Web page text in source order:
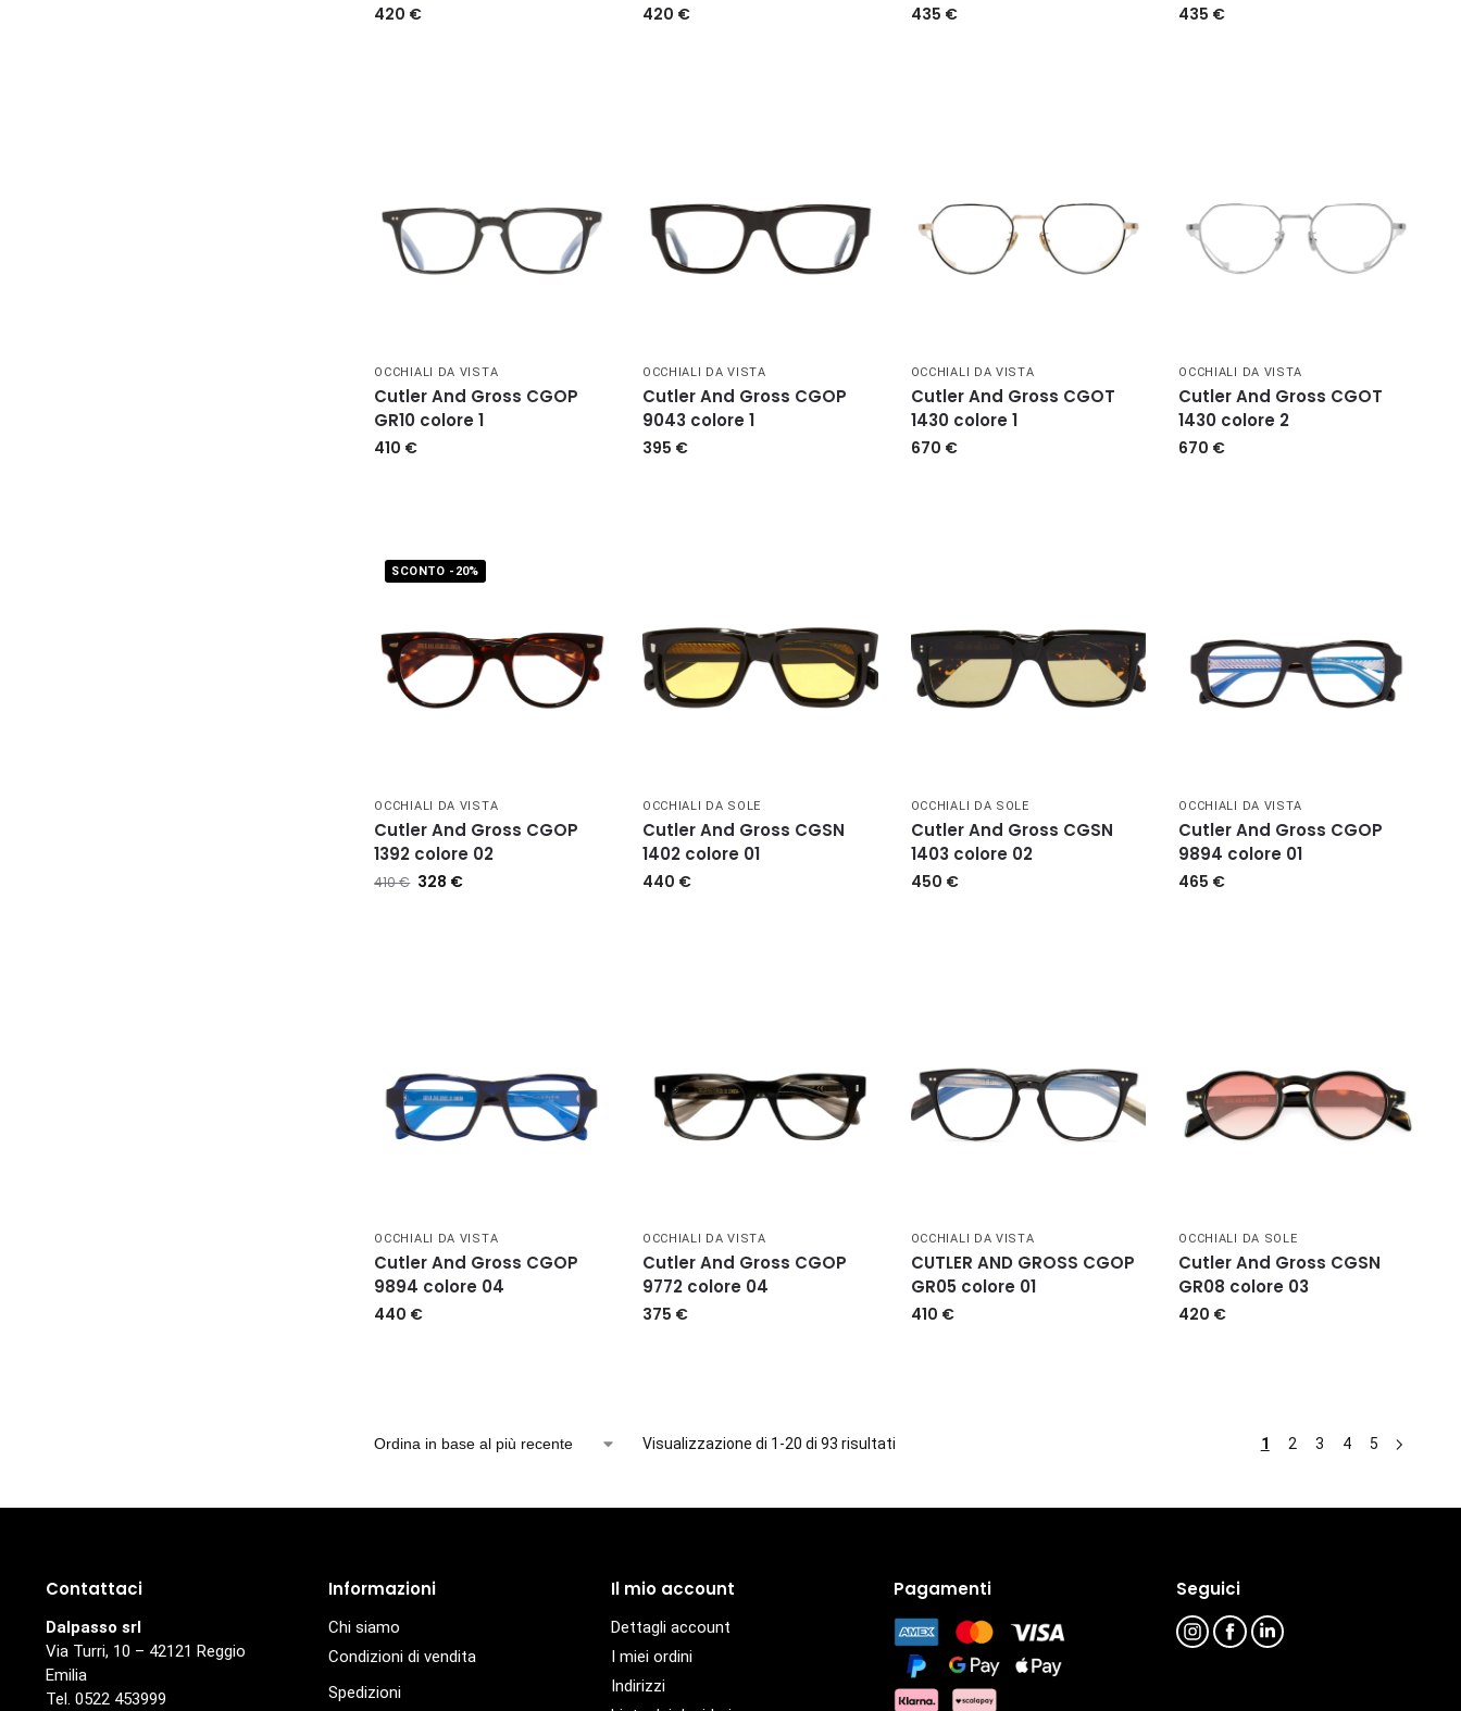
420 € 420 € 435 € 435 €
OCCHIALI DA VISTA
Cutler And Gross CGOP
GR10 colore 1
410 €
OCCHIALI DA VISTA
Cutler And Gross CGOP
9043 colore 1
395 €
OCCHIALI DA VISTA
Cutler And Gross CGOT
1430 colore 1
670 €
OCCHIALI DA VISTA
Cutler And Gross CGOT
1430 colore 2
670 €
SCONTO -20%
OCCHIALI DA VISTA
Cutler And Gross CGOP
1392 colore 02
410€ 328 €
OCCHIALI DA SOLE
Cutler And Gross CGSN
1402 colore 01
440 €
OCCHIALI DA SOLE
Cutler And Gross CGSN
1403 colore 02
450 €
OCCHIALI DA VISTA
Cutler And Gross CGOP
9894 colore 01
465 €
OCCHIALI DA VISTA
Cutler And Gross CGOP
9894 colore 04
440 €
OCCHIALI DA VISTA
Cutler And Gross CGOP
9772 colore 04
375 €
OCCHIALI DA VISTA
CUTLER AND GROSS CGOP
GR05 colore 01
410 €
OCCHIALI DA SOLE
Cutler And Gross CGSN
GR08 colore 03
420 €
Visualizzazione di 1-20 di 93 risultati 1 2 3 4 5
Contattaci
Dalpasso srl
Via Turri, 10 – 42121 Reggio
Emilia
Tel. 0522 453999
Informazioni
Chi siamo
Condizioni di vendita
Spedizioni
Il mio account
Dettagli account
I miei ordini
Indirizzi
Pagamenti Seguici